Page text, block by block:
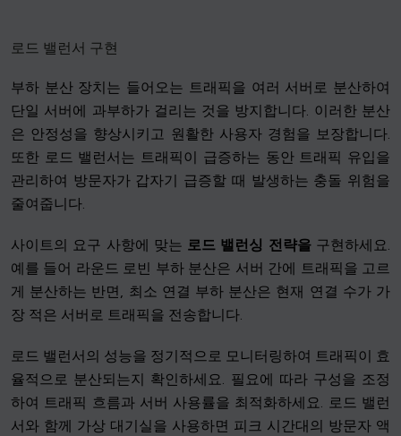
로드 밸런서 구현
부하 분산 장치는 들어오는 트래픽을 여러 서버로 분산하여
단일 서버에 과부하가 걸리는 것을 방지합니다. 이러한 분산
은 안정성을 향상시키고 원활한 사용자 경험을 보장합니다.
또한 로드 밸런서는 트래픽이 급증하는 동안 트래픽 유입을
관리하여 방문자가 갑자기 급증할 때 발생하는 충돌 위험을
줄여줍니다.
사이트의 요구 사항에 맞는 로드 밸런싱 전략을구현하세요.
예를 들어 라운드 로빈 부하 분산은 서버 간에 트래픽을 고르
게 분산하는 반면, 최소 연결 부하 분산은 현재 연결 수가 가
장 적은 서버로 트래픽을 전송합니다.
로드 밸런서의 성능을 정기적으로 모니터링하여 트래픽이 효
율적으로 분산되는지 확인하세요. 필요에 따라 구성을 조정
하여 트래픽 흐름과 서버 사용률을 최적화하세요. 로드 밸런
서와 함께 가상 대기실을 사용하면 피크 시간대의 방문자 액